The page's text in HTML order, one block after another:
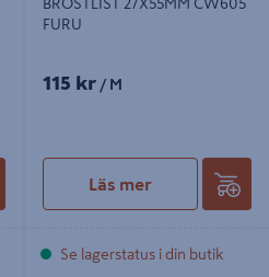
FURU
115 kr / M
Läs mer
Se lagerstatus i din butik